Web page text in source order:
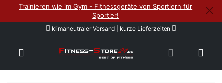
Trainieren wie im Gym - Fitnessgeräte von Sportlern für
Sportler!
klimaneutraler Versand | kurze Lieferzeiten